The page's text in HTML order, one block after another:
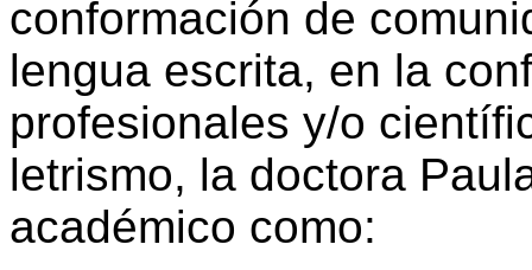
conformación de
lengua escrita, en la
profesionales y/o
letrismo, la doctora
académico como: